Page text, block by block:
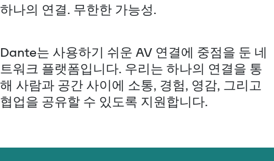
하나의 연결. 무한한 가능성.
Dante는 사용하기 쉬운 AV 연결에 중점을 둔 네
트워크 플랫폼입니다. 우리는 하나의 연결을 통
해 사람과 공간 사이에 소통, 경험, 영감, 그리고
협업을 공유할 수 있도록 지원합니다.